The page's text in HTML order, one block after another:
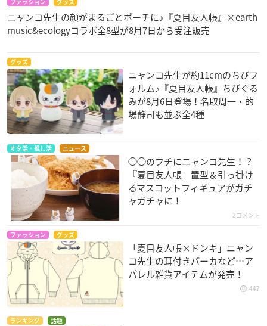
ファッション グッズ
ニャンコ先生の顔がまるごとポーチに♪『夏目友人帳』×earth
music&ecologyコラボ全8型が8月7日から受注販売
グッズ
ニャンコ先生が約11cmのちびフ
ォルム♪『夏目友人帳』ちびぐる
みが8月6日登場！名取周一・的
場静司も並ぶ全4種
オタ活・推し活 ニュース
◯◯のフチにニャンコ先生！？
『夏目友人帳』置型＆引っ掛け
るマスコットフィギュアがガチ
ャガチャに！
2コメント
ファッション グッズ
「夏目友人帳×ドンキ」ニャン
コ先生の耳付きパーカなど…ア
パレル雑貨アイテムが発売！
447
ランキング 話題